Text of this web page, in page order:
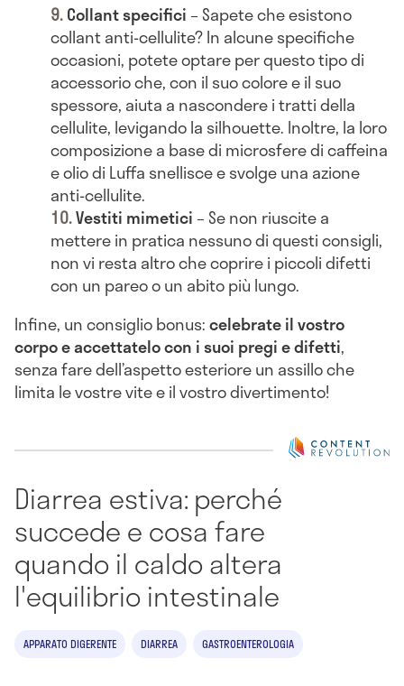
Collant specifici – Sapete che esistono
collant anti-cellulite? In alcune specifiche
occasioni, potete optare per questo tipo di
accessorio che, con il suo colore e il suo
spessore, aiuta a nascondere i tratti della
cellulite, levigando la silhouette. Inoltre, la loro
composizione a base di microsfere di caffeina
e olio di Luffa snellisce e svolge una azione
anti-cellulite.
Vestiti mimetici – Se non riuscite a
mettere in pratica nessuno di questi consigli,
non vi resta altro che coprire i piccoli difetti
con un pareo o un abito più lungo.
Infine, un consiglio bonus:celebrate il vostro
corpo e accettatelo con i suoi pregi e difetti,
senza fare dell’aspetto esteriore un assillo che
limita le vostre vite e il vostro divertimento!
Diarrea estiva: perché
succede e cosa fare
quando il caldo altera
l'equilibrio intestinale
APPARATO DIGERENTE DIARREA GASTROENTEROLOGIA